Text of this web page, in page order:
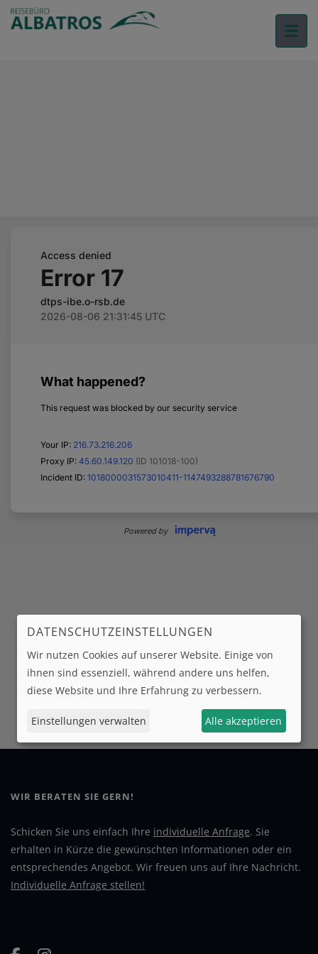
WIR BERATEN SIE GERN!
Schicken Sie uns einfach Ihre individuelle Anfrage. Sie
erhalten in Kürze die gewünschten Informationen oder ein
entsprechendes Angebot. Wir freuen uns auf Ihre Nachricht.
Individuelle Anfrage stellen!
DATENSCHUTZEINSTELLUNGEN
Wir nutzen Cookies auf unserer Website. Einige von
ihnen sind essenziell, während andere uns helfen,
diese Website und Ihre Erfahrung zu verbessern.
Einstellungen verwalten Alle akzeptieren